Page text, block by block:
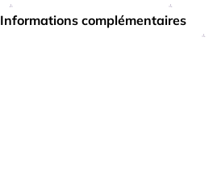
Informations complémentaires